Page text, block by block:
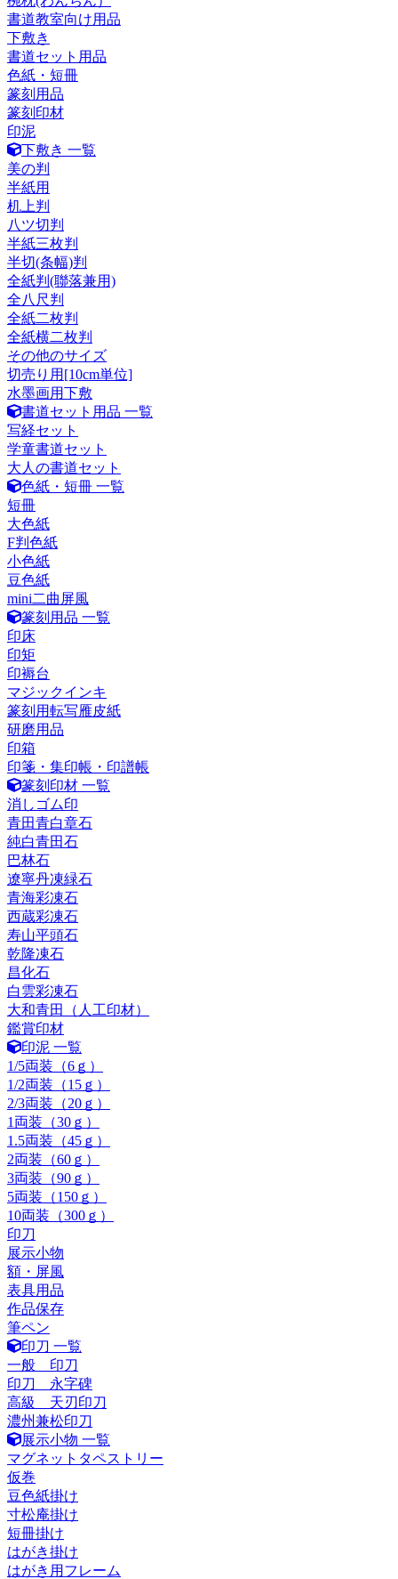
書道教室向け用品
下敷き
書道セット用品
色紙・短冊
篆刻用品
篆刻印材
印泥
下敷き 一覧
美の判
半紙用
机上判
八ツ切判
半紙三枚判
半切(条幅)判
全紙判(聯落兼用)
全八尺判
全紙二枚判
全紙横二枚判
その他のサイズ
切売り用[10cm単位]
水墨画用下敷
書道セット用品 一覧
写経セット
学童書道セット
大人の書道セット
色紙・短冊 一覧
短冊
大色紙
F判色紙
小色紙
豆色紙
mini二曲屏風
篆刻用品 一覧
印床
印矩
印褥台
マジックインキ
篆刻用転写雁皮紙
研磨用品
印箱
印箋・集印帳・印譜帳
篆刻印材 一覧
消しゴム印
青田青白章石
純白青田石
巴林石
遼寧丹凍緑石
青海彩凍石
西蔵彩凍石
寿山平頭石
乾隆凍石
昌化石
白雲彩凍石
大和青田（人工印材）
鑑賞印材
印泥 一覧
1/5両装（6ｇ）
1/2両装（15ｇ）
2/3両装（20ｇ）
1両装（30ｇ）
1.5両装（45ｇ）
2両装（60ｇ）
3両装（90ｇ）
5両装（150ｇ）
10両装（300ｇ）
印刀
展示小物
額・屏風
表具用品
作品保存
筆ペン
印刀 一覧
一般 印刀
印刀 永字碑
高級 天刃印刀
濃州兼松印刀
展示小物 一覧
マグネットタペストリー
仮巻
豆色紙掛け
寸松庵掛け
短冊掛け
はがき掛け
はがき用フレーム